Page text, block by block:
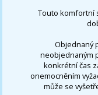
Touto komfortní
Objednaný
neobjednaným
konkrétní čas
onemocněním
může se